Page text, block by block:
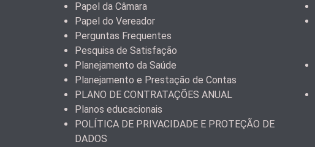
Papel da Câmara
Papel do Vereador
Perguntas Frequentes
Pesquisa de Satisfação
Planejamento da Saúde
Planejamento e Prestação de Contas
PLANO DE CONTRATAÇÕES ANUAL
Planos educacionais
POLÍTICA DE PRIVACIDADE E PROTEÇÃO DE
DADOS